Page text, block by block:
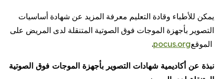
يمكن للأطباء وقادة التعليم معرفة المزيد عن شهادة أساسيات
التصوير بأجهزة الموجات فوق الصوتية المتنقلة لدى المريض على
pocus.org
.
نبذة عن أكاديمية شهادات التصوير بأجهزة الموجات فوق الصوتية